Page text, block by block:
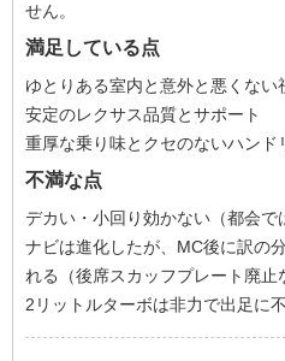
せん。
満足している点
ゆとりある室内と意外と悪くない
安定のレクサス品質とサポート
重厚な乗り味とクセのないハンド
不満な点
デカい・小回り効かない（都会で
ナビは進化したが、MC後に訳の
れる（後席スカッフプレート廃止
2リットルターボは非力で出足に